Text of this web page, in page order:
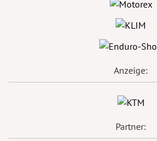
Anzeige:
Partner: